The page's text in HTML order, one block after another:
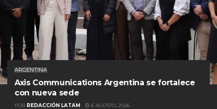
ARGENTINA
Axis Communications Argentina se fortalece
con nueva sede
POR REDACCIÓN LATAM 6 AGOSTO, 2026